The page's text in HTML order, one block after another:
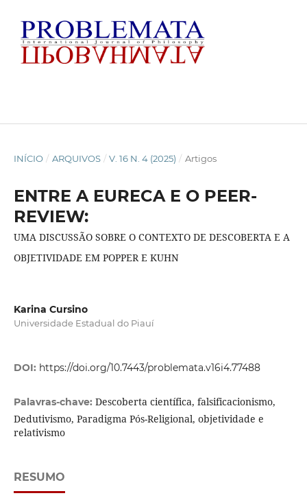
INÍCIO / ARQUIVOS / V. 16 N. 4 (2025) / Artigos
ENTRE A EURECA E O PEER-
REVIEW:
UMA DISCUSSÃO SOBRE O CONTEXTO DE DESCOBERTA E A
OBJETIVIDADE EM POPPER E KUHN
Karina Cursino
Universidade Estadual do Piauí
DOI: https://doi.org/10.7443/problemata.v16i4.77488
Palavras-chave: Descoberta científica, falsificacionismo,
Dedutivismo, Paradigma Pós-Religional, objetividade e
relativismo
RESUMO